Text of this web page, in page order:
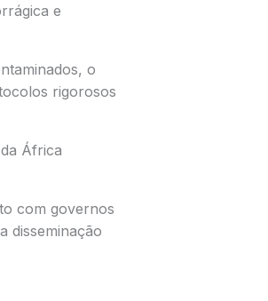
e
o
rigorosos
África
com governos
disseminação